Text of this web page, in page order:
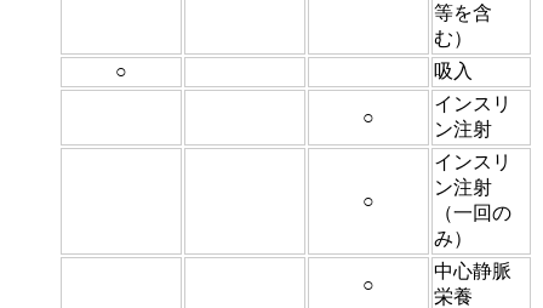
等を含
む）
○
吸入
○
インスリ
ン注射
○
インスリ
ン注射
（一回の
み）
○
中心静脈
栄養